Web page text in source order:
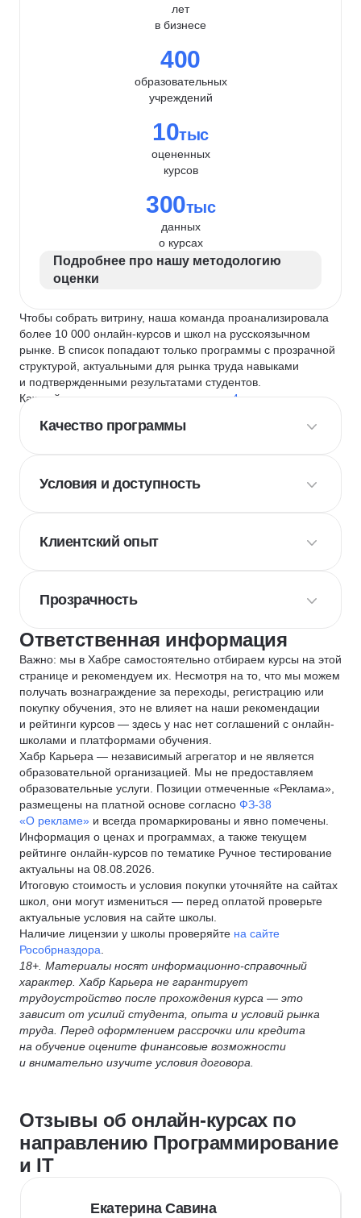
лет
в бизнесе
400
образовательных
учреждений
10тыс
оцененных
курсов
300тыс
данных
о курсах
Подробнее про нашу методологию
оценки
Чтобы собрать витрину, наша команда проанализировала
более 10 000 онлайн-курсов и школ на русскоязычном
рынке. В список попадают только программы с прозрачной
структурой, актуальными для рынка труда навыками
и подтвержденными результатами студентов.
Каждый курс и школу мы оцениваем по
4 критериям
Качество программы
Условия и доступность
Клиентский опыт
Прозрачность
Ответственная информация
Важно: мы в Хабре самостоятельно отбираем курсы на этой
странице и рекомендуем их. Несмотря на то, что мы можем
получать вознаграждение за переходы, регистрацию или
покупку обучения, это не влияет на наши рекомендации
и рейтинги курсов — здесь у нас нет соглашений с онлайн-
школами и платформами обучения.
Хабр Карьера — независимый агрегатор и не является
образовательной организацией. Мы не предоставляем
образовательные услуги. Позиции отмеченные «Реклама»,
размещены на платной основе согласно ФЗ-38
«О рекламе» и всегда промаркированы и явно помечены.
Информация о ценах и программах, а также текущем
рейтинге онлайн-курсов по тематике Ручное тестирование
актуальны на 08.08.2026.
Итоговую стоимость и условия покупки уточняйте на сайтах
школ, они могут измениться — перед оплатой проверьте
актуальные условия на сайте школы.
Наличие лицензии у школы проверяйте на сайте
Рособрназдора
18+. Материалы носят информационно-справочный
характер. Хабр Карьера не гарантирует
трудоустройство после прохождения курса — это
зависит от усилий студента, опыта и условий рынка
труда. Перед оформлением рассрочки или кредита
на обучение оцените финансовые возможности
и внимательно изучите условия договора.
Отзывы об онлайн-курсах по
направлению Программирование
и IT
Екатерина Савина